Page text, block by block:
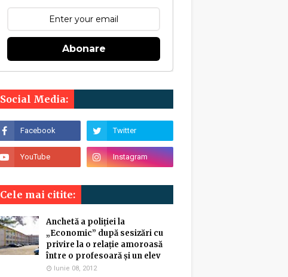
Abonare
Social Media:
Cele mai citite:
Anchetă a poliției la
„Economic” după sesizări cu
privire la o relație amoroasă
între o profesoară și un elev
Iunie 08, 2012